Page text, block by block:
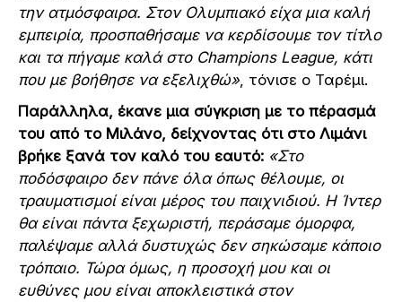
την ατμόσφαιρα. Στον Ολυμπιακό είχα μια καλή
εμπειρία, προσπαθήσαμε να κερδίσουμε τον τίτλο
και τα πήγαμε καλά στο Champions League, κάτι
που με βοήθησε να εξελιχθώ» , τόνισε ο Ταρέμι.
Παράλληλα, έκανε μια σύγκριση με το πέρασμά
του από το Μιλάνο, δείχνοντας ότι στο Λιμάνι
βρήκε ξανά τον καλό του εαυτό: «Στο
ποδόσφαιρο δεν πάνε όλα όπως θέλουμε, οι
τραυματισμοί είναι μέρος του παιχνιδιού. Η Ίντερ
θα είναι πάντα ξεχωριστή, περάσαμε όμορφα,
παλέψαμε αλλά δυστυχώς δεν σηκώσαμε κάποιο
τρόπαιο. Τώρα όμως, η προσοχή μου και οι
ευθύνες μου είναι αποκλειστικά στον